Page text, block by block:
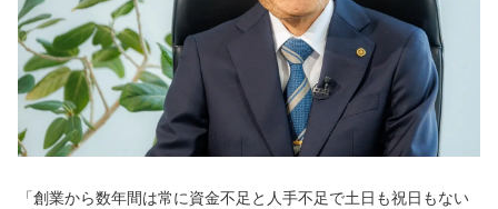
「創業から数年間は常に資金不足と人手不足で土日も祝日もない